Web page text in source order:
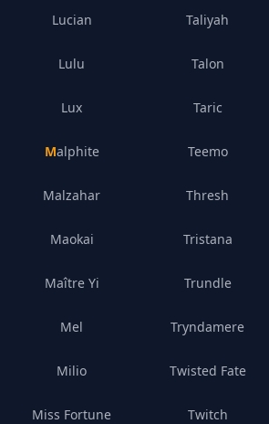
Lucian
Lulu
Lux
Malphite
Malzahar
Maokai
Maître Yi
Mel
Milio
Miss Fortune
Taliyah
Talon
Taric
Teemo
Thresh
Tristana
Trundle
Tryndamere
Twisted Fate
Twitch